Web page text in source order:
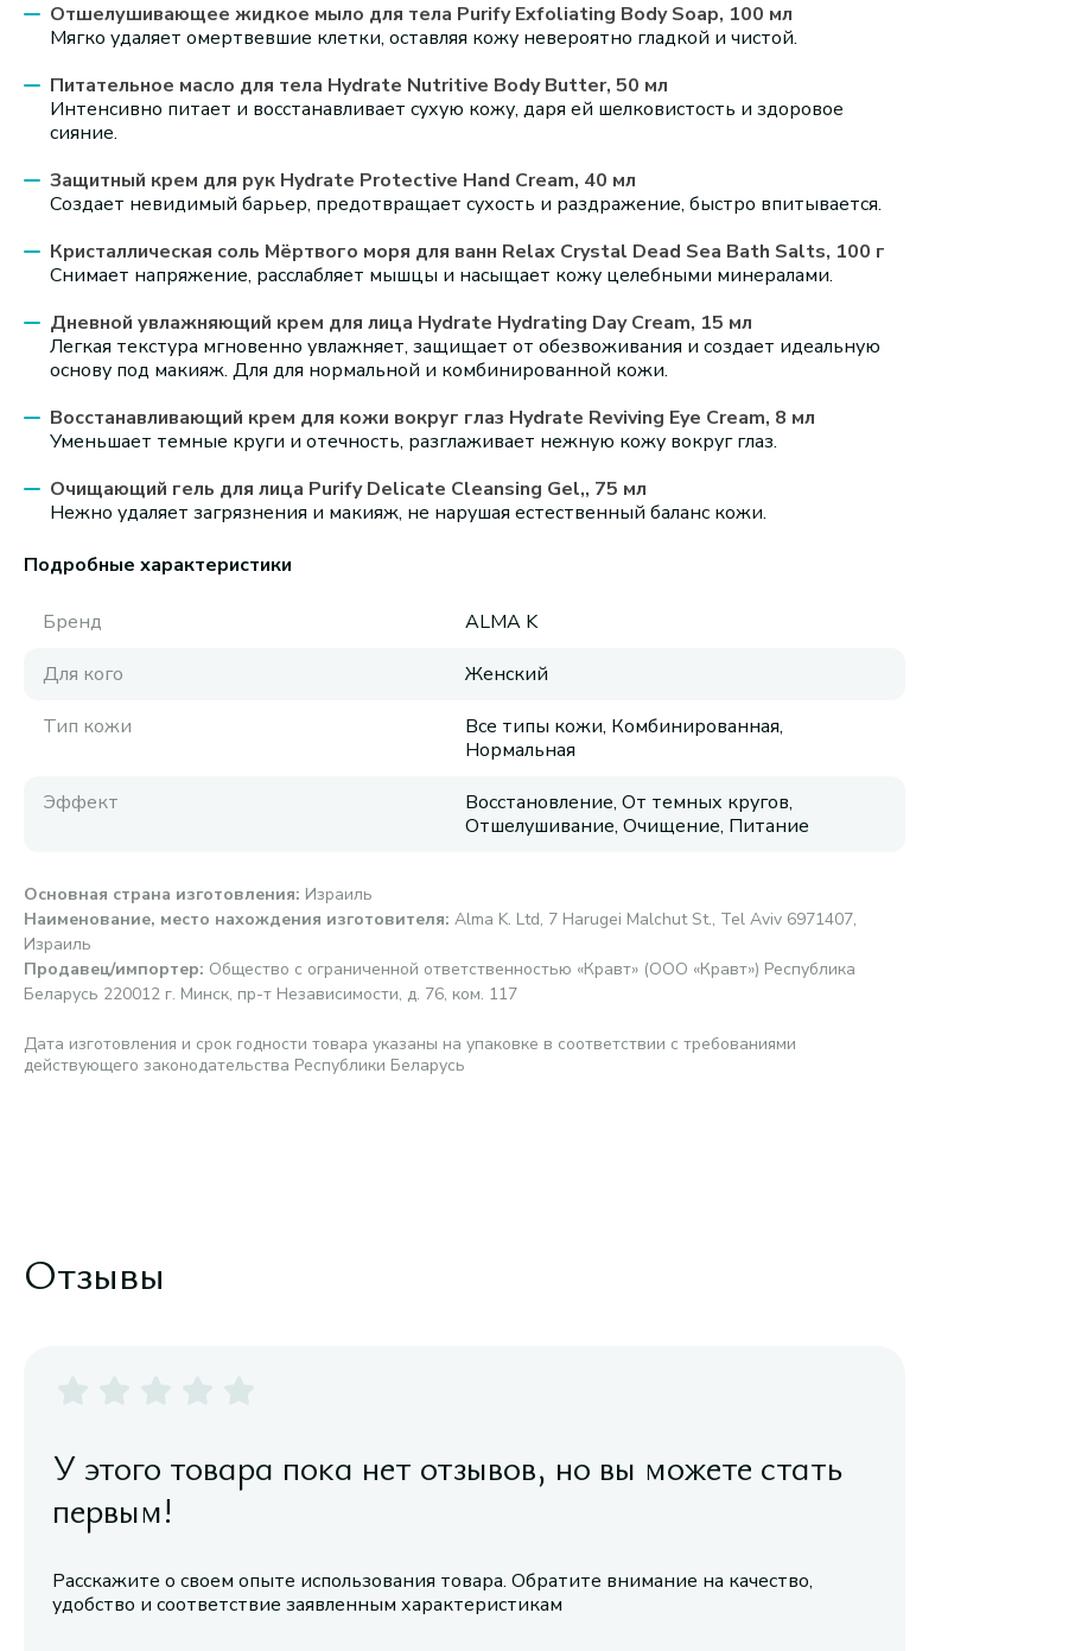
Отшелушивающее жидкое мыло для тела Purify Exfoliating Body Soap, 100 мл
Мягко удаляет омертвевшие клетки, оставляя кожу невероятно гладкой и чистой.
Питательное масло для тела Hydrate Nutritive Body Butter, 50 мл
Интенсивно питает и восстанавливает сухую кожу, даря ей шелковистость и здоровое
сияние.
Защитный крем для рук Hydrate Protective Hand Cream, 40 мл
Создает невидимый барьер, предотвращает сухость и раздражение, быстро впитывается.
Кристаллическая соль Мёртвого моря для ванн Relax Crystal Dead Sea Bath Salts, 100 г
Снимает напряжение, расслабляет мышцы и насыщает кожу целебными минералами.
Дневной увлажняющий крем для лица Hydrate Hydrating Day Cream, 15 мл
Легкая текстура мгновенно увлажняет, защищает от обезвоживания и создает идеальную
основу под макияж. Для для нормальной и комбинированной кожи.
Восстанавливающий крем для кожи вокруг глаз Hydrate Reviving Eye Cream, 8 мл
Уменьшает темные круги и отечность, разглаживает нежную кожу вокруг глаз.
Очищающий гель для лица Purify Delicate Cleansing Gel,, 75 мл
Нежно удаляет загрязнения и макияж, не нарушая естественный баланс кожи.
Подробные характеристики
Бренд
ALMA K
Для кого
Женский
Тип кожи
Все типы кожи, Комбинированная,
Нормальная
Эффект
Восстановление, От темных кругов,
Отшелушивание, Очищение, Питание
Основная страна изготовления: Израиль
Наименование, место нахождения изготовителя: Alma K. Ltd, 7 Harugei Malchut St., Tel Aviv 6971407,
Израиль
Продавец/импортер: Общество с ограниченной ответственностью «Кравт» (ООО «Кравт») Республика
Беларусь 220012 г. Минск, пр-т Независимости, д. 76, ком. 117
Дата изготовления и срок годности товара указаны на упаковке в соответствии с требованиями
действующего законодательства Республики Беларусь
Отзывы
У этого товара пока нет отзывов, но вы можете стать
первым!
Расскажите о своем опыте использования товара. Обратите внимание на качество,
удобство и соответствие заявленным характеристикам